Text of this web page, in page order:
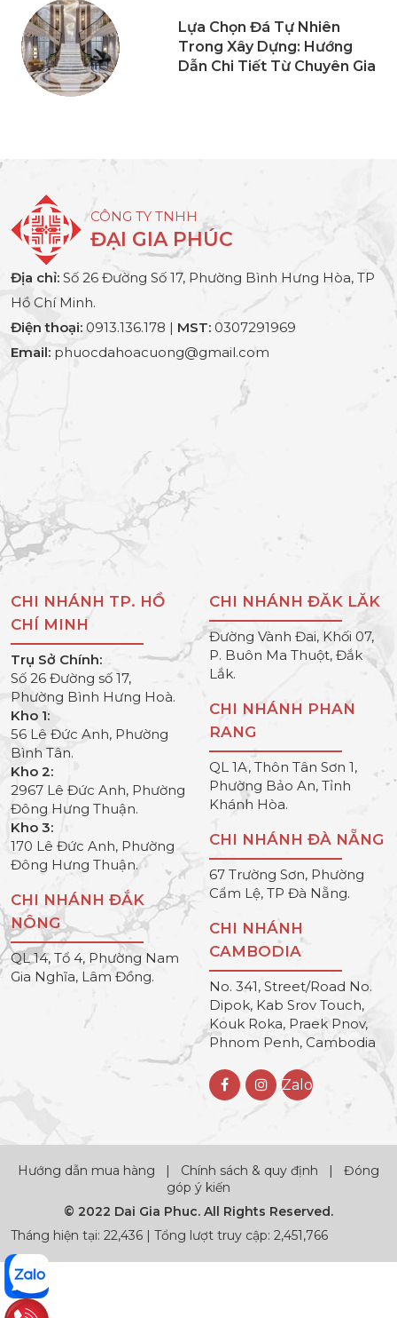
Lựa Chọn Đá Tự Nhiên
Trong Xây Dựng: Hướng
Dẫn Chi Tiết Từ Chuyên Gia
CÔNG TY TNHH
ĐẠI GIA PHÚC
Địa chỉ: Số 26 Đường Số 17, Phường Bình Hưng Hòa, TP
Hồ Chí Minh.
Điện thoại: 0913.136.178 | MST: 0307291969
Email: phuocdahoacuong@gmail.com
CHI NHÁNH TP. HỒ
CHÍ MINH
Trụ Sở Chính:
Số 26 Đường số 17,
Phường Bình Hưng Hoà.
Kho 1:
56 Lê Đức Anh, Phường
Bình Tân.
Kho 2:
2967 Lê Đức Anh, Phường
Đông Hưng Thuận.
Kho 3:
170 Lê Đức Anh, Phường
Đông Hưng Thuận.
CHI NHÁNH ĐẮK
NÔNG
QL 14, Tổ 4, Phường Nam
Gia Nghĩa, Lâm Đồng.
CHI NHÁNH ĐĂK LĂK
Đường Vành Đai, Khối 07,
P. Buôn Ma Thuột, Đắk
Lắk.
CHI NHÁNH PHAN
RANG
QL 1A, Thôn Tân Sơn 1,
Phường Bảo An, Tỉnh
Khánh Hòa.
CHI NHÁNH ĐÀ NẴNG
67 Trường Sơn, Phường
Cẩm Lệ, TP Đà Nẵng.
CHI NHÁNH
CAMBODIA
No. 341, Street/Road No.
Dipok, Kab Srov Touch,
Kouk Roka, Praek Pnov,
Phnom Penh, Cambodia
Zalo
Hướng dẫn mua hàng | Chính sách & quy định | Đóng
góp ý kiến
© 2022 Dai Gia Phuc. All Rights Reserved.
Tháng hiện tại: 22,436 | Tổng lượt truy cập: 2,451,766